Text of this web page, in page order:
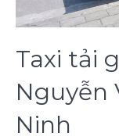
Taxi tải
Nguyễn
Ninh